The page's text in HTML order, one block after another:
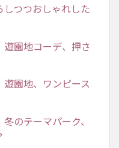
しつつおしゃれした
遊園地コーデ、押さ
遊園地、ワンピース
のテーマパーク、